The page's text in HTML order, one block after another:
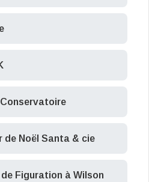
de Noël Santa & cie
Figuration à Wilson